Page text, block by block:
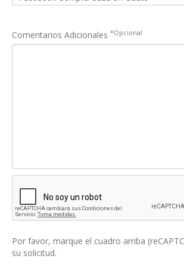
Comentarios Adicionales *Opcional
Por favor, marque el cuadro arriba
su solicitud.